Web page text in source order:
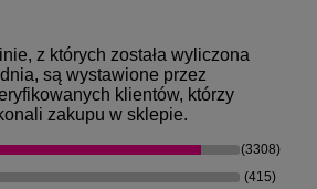
z których została wyliczona
są wystawione przez
klientów, którzy
zakupu w sklepie.
(3308)
(415)